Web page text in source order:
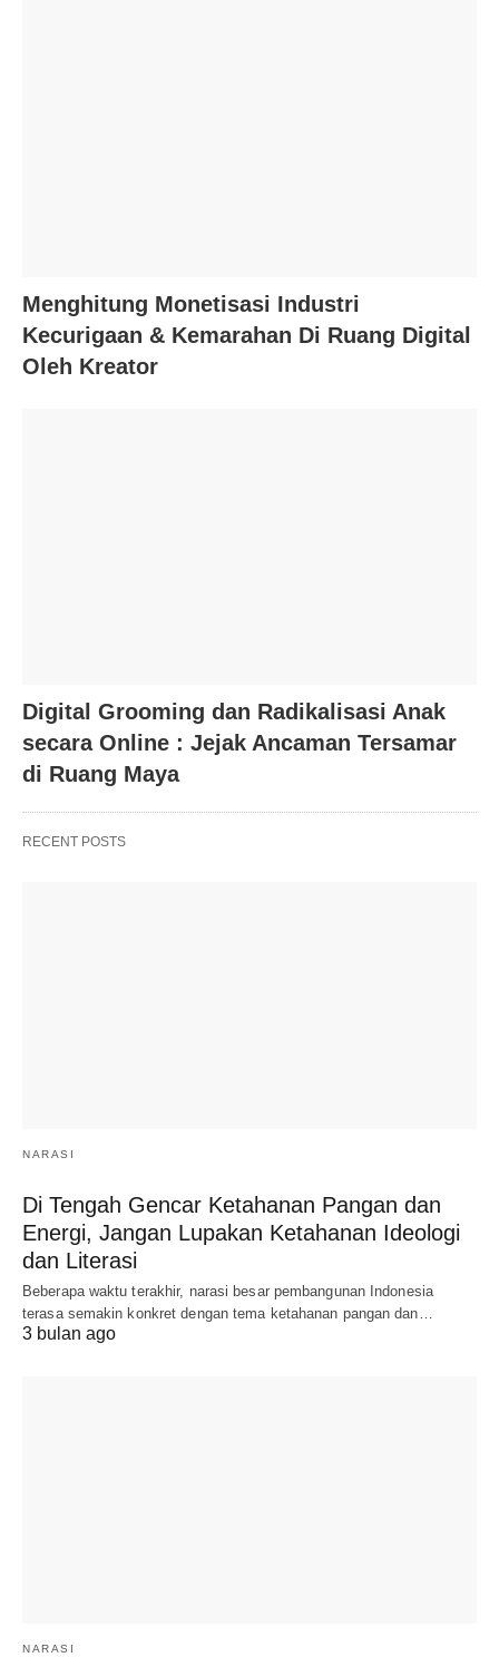
Menghitung Monetisasi Industri
Kecurigaan & Kemarahan Di Ruang Digital
Oleh Kreator
Digital Grooming dan Radikalisasi Anak
secara Online : Jejak Ancaman Tersamar
di Ruang Maya
RECENT POSTS
NARASI
Di Tengah Gencar Ketahanan Pangan dan
Energi, Jangan Lupakan Ketahanan Ideologi
dan Literasi
Beberapa waktu terakhir, narasi besar pembangunan Indonesia
terasa semakin konkret dengan tema ketahanan pangan dan…
3 bulan ago
NARASI